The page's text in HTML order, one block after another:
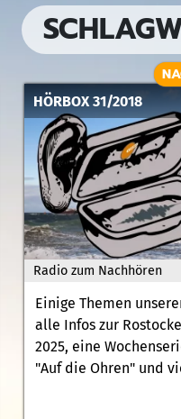
Radio zum Nachhören
HÖRBOX 31/2018
Einige Themen
alle Infos zur
2025, eine
"Auf die Ohren" und